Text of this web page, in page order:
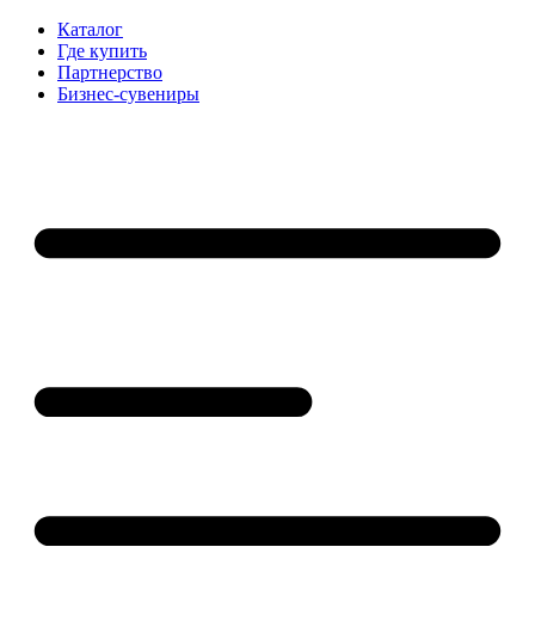
Каталог
Где купить
Партнерство
Бизнес-сувениры